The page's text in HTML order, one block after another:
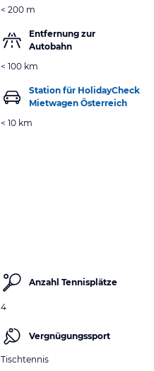
< 200 m
Entfernung zur
Autobahn
< 100 km
Station für HolidayCheck
Mietwagen Österreich
< 10 km
Anzahl Tennisplätze
4
Vergnügungssport
Tischtennis